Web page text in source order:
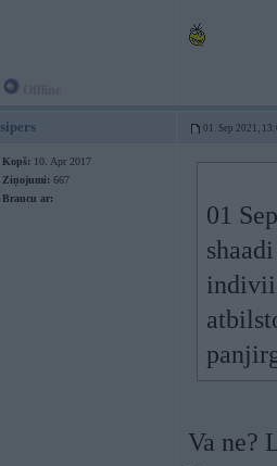
sipers 01. Sep 2021,
Kopš: 10. Apr 2017
Ziņojumi: 667
Braucu ar:
01
Va ne?